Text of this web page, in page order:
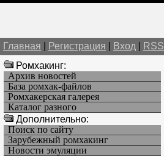
Главная Регистрация Вход RSS
Ромхакинг:
Архив новостей
База ромхак-файлов
Ромхакерская галерея
Каталог разного
Дополнительно:
Поиск по сайту
Зарубежный ромхакинг
Новости эмуляции